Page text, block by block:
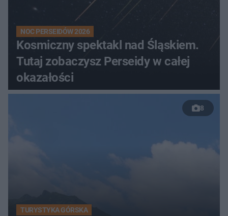
NOC PERSEIDÓW 2026
Kosmiczny spektakl nad Śląskiem.
Tutaj zobaczysz Perseidy w całej
okazałości
8
TURYSTYKA GÓRSKA